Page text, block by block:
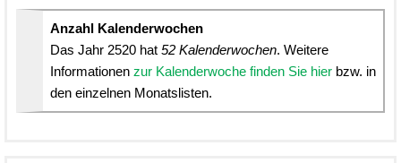
Anzahl Kalenderwochen
Das Jahr 2520 hat 52 Kalenderwochen. Weitere
Informationen zur Kalenderwoche finden Sie hier bzw. in
den einzelnen Monatslisten.